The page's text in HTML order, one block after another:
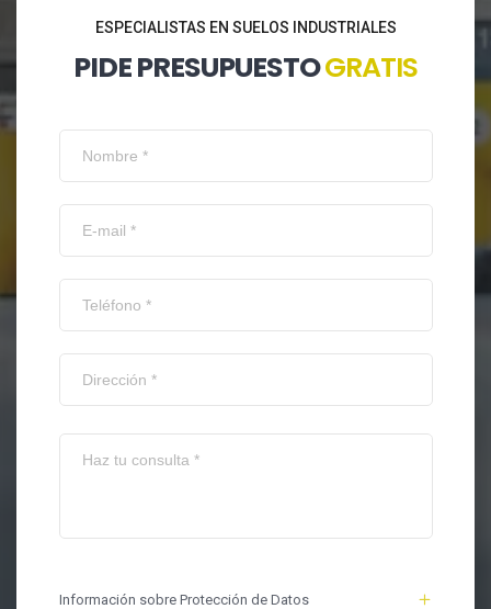
ESPECIALISTAS EN SUELOS INDUSTRIALES
PIDE PRESUPUESTOGRATIS
Información sobre Protección de Datos